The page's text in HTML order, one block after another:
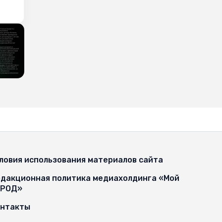
использования материалов сайта
политика медиахолдинга «Мой